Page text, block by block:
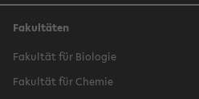
Fakultäten
Fakultät für Biologie
Fakultät für Chemie